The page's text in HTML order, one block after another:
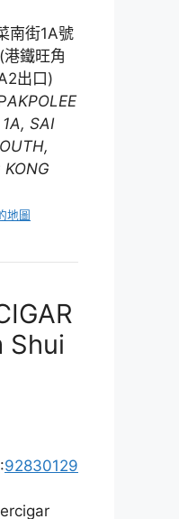
南街1A號
鐵旺角
出口)
AKPOLEE
SAI
地圖
Shui
:92830129